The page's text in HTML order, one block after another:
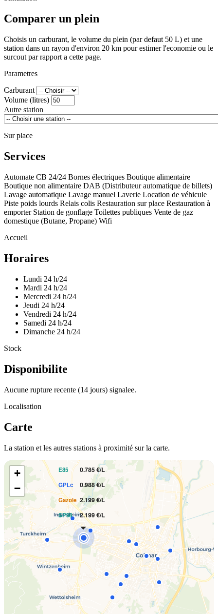
Comparer un plein
Choisis un carburant, le volume du plein (par defaut 50 L) et une
station dans un rayon d'environ 20 km pour estimer l'economie ou le
surcout par rapport a cette page.
Parametres
Carburant
Volume (litres)
Autre station
Sur place
Services
Automate CB 24/24 Bornes électriques Boutique alimentaire
Boutique non alimentaire DAB (Distributeur automatique de billets)
Lavage automatique Lavage manuel Laverie Location de véhicule
Piste poids lourds Relais colis Restauration sur place Restauration à
emporter Station de gonflage Toilettes publiques Vente de gaz
domestique (Butane, Propane) Wifi
Accueil
Horaires
Lundi 24 h/24
Mardi 24 h/24
Mercredi 24 h/24
Jeudi 24 h/24
Vendredi 24 h/24
Samedi 24 h/24
Dimanche 24 h/24
Stock
Disponibilite
Aucune rupture recente (14 jours) signalee.
Localisation
Carte
La station et les autres stations à proximité sur la carte.
2.075 €/L
E85 0.785 €/L
GPLc 0.988 €/L
Gazole 2.199 €/L
SP98 2.199 €/L
+
−